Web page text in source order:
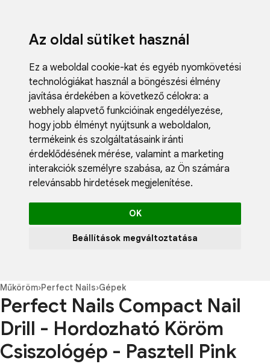
Az oldal sütiket használ
Ez a weboldal cookie-kat és egyéb nyomkövetési
technológiákat használ a böngészési élmény
javítása érdekében a következő célokra: a
webhely alapvető funkcióinak engedélyezése,
hogy jobb élményt nyújtsunk a weboldalon,
termékeink és szolgáltatásaink iránti
érdeklődésének mérése, valamint a marketing
interakciók személyre szabása, az Ön számára
relevánsabb hirdetések megjelenítése.
OK
Beállítások megváltoztatása
Blog
Műköröm›Perfect Nails›Gépek
Perfect Nails Compact Nail
Drill - Hordozható Köröm
Csiszológép - Pasztell Pink